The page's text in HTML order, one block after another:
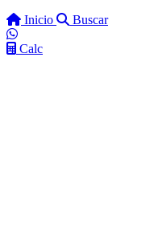
Inicio
Buscar
Calc